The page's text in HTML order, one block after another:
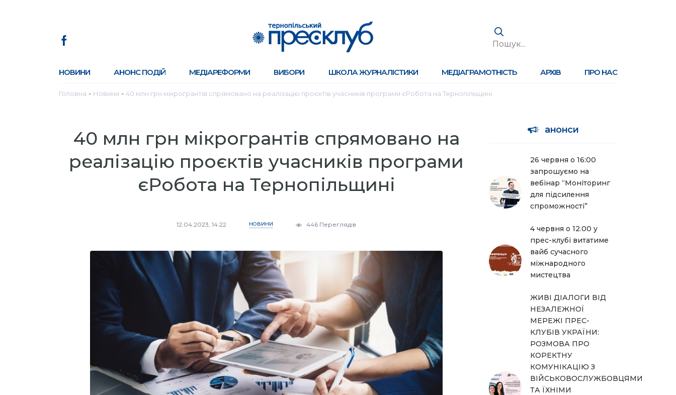
НОВИНИ АНОНС ПОДІЙ МЕДІАРЕФОРМИ ВИБОРИ ШКОЛА ЖУРНАЛІСТИКИ МЕДІАГРАМОТНІСТЬ АРХІВ ПРО НАС
Головна ● Новини ● 40 млн грн мікрогрантів спрямовано на реалізацію проєктів учасників програми єРобота на Тернопільщині
40 млн грн мікрогрантів спрямовано на
реалізацію проєктів учасників програми
єРобота на Тернопільщині
12.04.2023, 14:22 НОВИНИ 446 Переглядів
анонси
26 червня о 16:00
запрошуємо на
вебінар “Моніторинг
для підсилення
спроможності”
4 червня о 12.00 у
прес-клубі витатиме
вайб сучасного
міжнародного
мистецтва
ЖИВІ ДІАЛОГИ ВІД
НЕЗАЛЕЖНОЇ
МЕРЕЖІ ПРЕС-
КЛУБІВ УКРАЇНИ:
РОЗМОВА ПРО
КОРЕКТНУ
КОМУНІКАЦІЮ З
ВІЙСЬКОВОСЛУЖБОВЦЯМИ
ТА ЇХНІМИ